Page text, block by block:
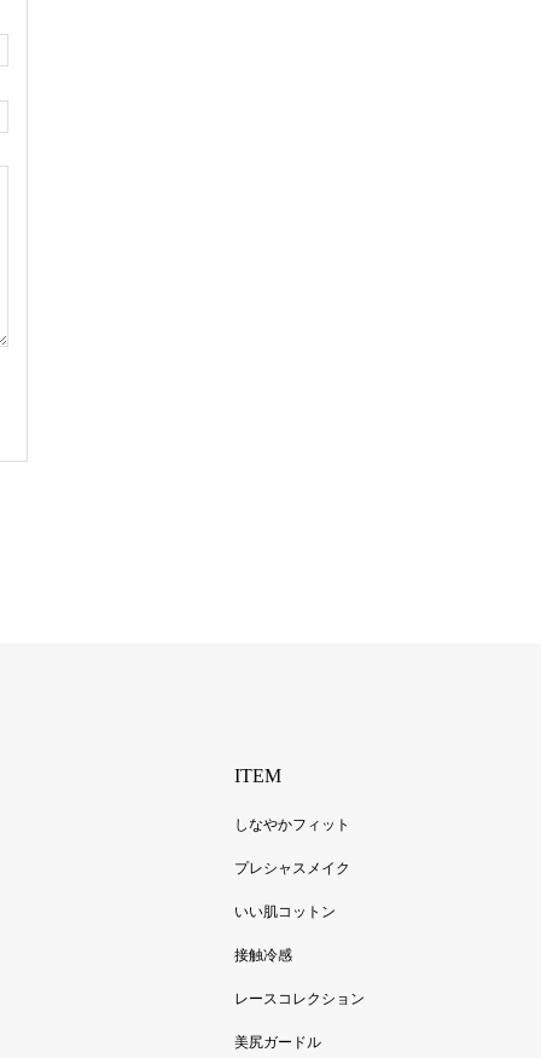
ITEM
しなやかフィット
プレシャスメイク
いい肌コットン
接触冷感
レースコレクション
美尻ガードル